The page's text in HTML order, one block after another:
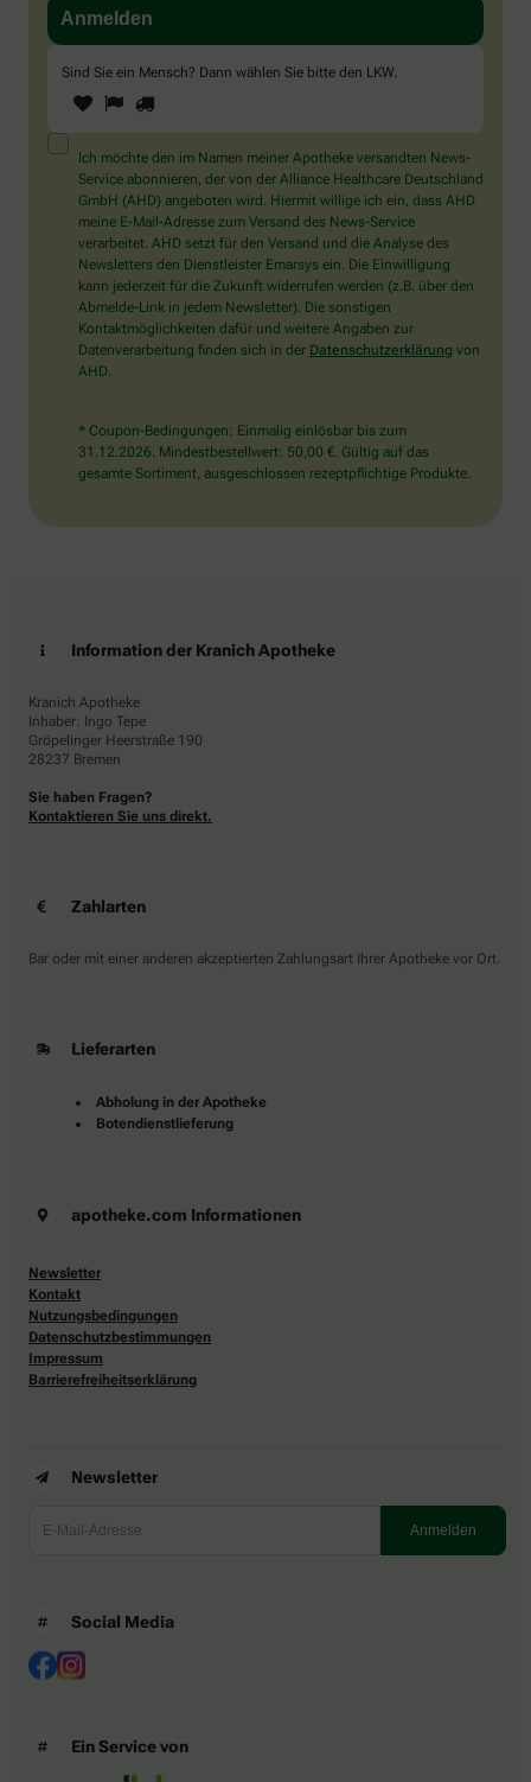
Sind Sie ein Mensch? Dann wählen Sie bitte den LKW.
Sind
Sie
ein
Mensch?
Dann
wählen
Sie
bitte
den
LKW.
1 2
Ich möchte den im Namen meiner Apotheke versandten News-
Service abonnieren, der von der Alliance Healthcare Deutschland
GmbH (AHD) angeboten wird. Hiermit willige ich ein, dass AHD
meine E-Mail-Adresse zum Versand des News-Service
verarbeitet. AHD setzt für den Versand und die Analyse des
Newsletters den Dienstleister Emarsys ein. Die Einwilligung
kann jederzeit für die Zukunft widerrufen werden (z.B. über den
Abmelde-Link in jedem Newsletter). Die sonstigen
Kontaktmöglichkeiten dafür und weitere Angaben zur
Datenverarbeitung finden sich in der Datenschutzerklärung von
AHD.
* Coupon-Bedingungen: Einmalig einlösbar bis zum
31.12.2026. Mindestbestellwert: 50,00 €. Gültig auf das
gesamte Sortiment, ausgeschlossen rezeptpflichtige Produkte.
Information der Kranich Apotheke
Kranich Apotheke
Inhaber: Ingo Tepe
Gröpelinger Heerstraße 190
28237 Bremen
Sie haben Fragen?
Kontaktieren Sie uns direkt.
Zahlarten
Bar oder mit einer anderen akzeptierten Zahlungsart Ihrer Apotheke vor Ort.
Lieferarten
Abholung in der Apotheke
Botendienstlieferung
apotheke.com Informationen
Newsletter
Kontakt
Nutzungsbedingungen
Datenschutzbestimmungen
Impressum
Barrierefreiheitserklärung
Newsletter
Social Media
Ein Service von